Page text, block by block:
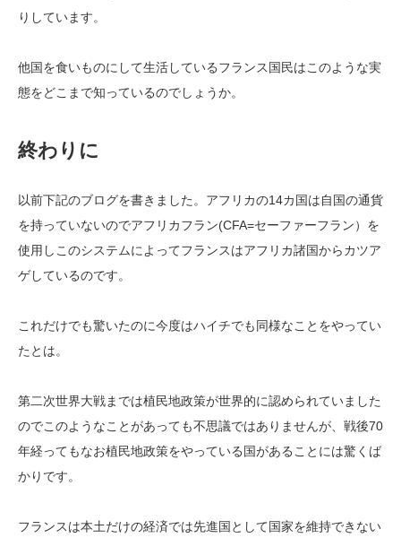
りしています。
他国を食いものにして生活しているフランス国民はこのような実
態をどこまで知っているのでしょうか。
終わりに
以前下記のブログを書きました。アフリカの14カ国は自国の通貨
を持っていないのでアフリカフラン(CFA=セーファーフラン）を
使用しこのシステムによってフランスはアフリカ諸国からカツア
ゲしているのです。
これだけでも驚いたのに今度はハイチでも同様なことをやってい
たとは。
第二次世界大戦までは植民地政策が世界的に認められていました
のでこのようなことがあっても不思議ではありませんが、戦後70
年経ってもなお植民地政策をやっている国があることには驚くば
かりです。
フランスは本土だけの経済では先進国として国家を維持できない